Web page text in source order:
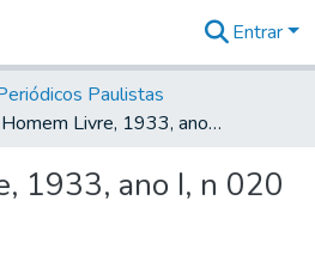
&
Coleções
Tudo na
Digital
Entrar
Paulistas
O Homem Livre, 1933, ano I, n 020
1933, ano I, n 020